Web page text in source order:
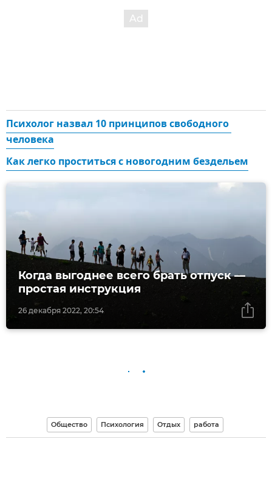
Психолог назвал 10 принципов свободного
человека
Как легко проститься с новогодним бездельем
26 декабря 2022, 20:54
Когда выгоднее всего брать отпуск —
простая инструкция
Общество Психология Отдых работа